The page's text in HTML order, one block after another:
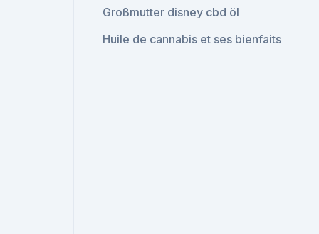
Großmutter disney cbd öl
Huile de cannabis et ses bienfaits